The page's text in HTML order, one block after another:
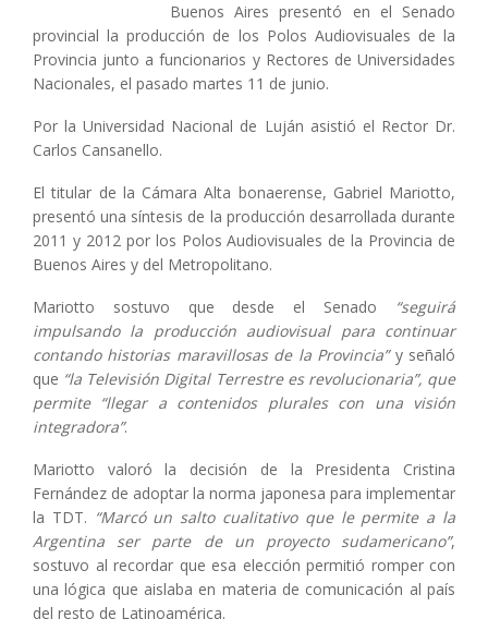
Buenos Aires presentó en el Senado
provincial la producción de los Polos Audiovisuales de la
Provincia junto a funcionarios y Rectores de Universidades
Nacionales, el pasado martes 11 de junio.
Por la Universidad Nacional de Luján asistió el Rector Dr.
Carlos Cansanello.
El titular de la Cámara Alta bonaerense, Gabriel Mariotto,
presentó una síntesis de la producción desarrollada durante
2011 y 2012 por los Polos Audiovisuales de la Provincia de
Buenos Aires y del Metropolitano.
Mariotto sostuvo que desde el Senado
“seguirá
impulsando la producción audiovisual para continuar
contando historias maravillosas de la Provincia”y señaló
que “la Televisión Digital Terrestre es revolucionaria”, que
permite “llegar a contenidos plurales con una visión
integradora”.
Mariotto valoró la decisión de la Presidenta Cristina
Fernández de adoptar la norma japonesa para implementar
la TDT. “Marcó un salto cualitativo que le permite a la
Argentina ser parte de un proyecto sudamericano”,
sostuvo al recordar que esa elección permitió romper con
una lógica que aislaba en materia de comunicación al país
del resto de Latinoamérica.